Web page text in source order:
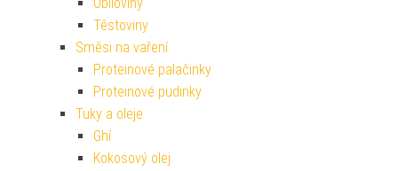
Těstoviny
Směsi na vaření
Proteinové palačinky
Proteinové pudinky
Tuky a oleje
Ghí
Kokosový olej